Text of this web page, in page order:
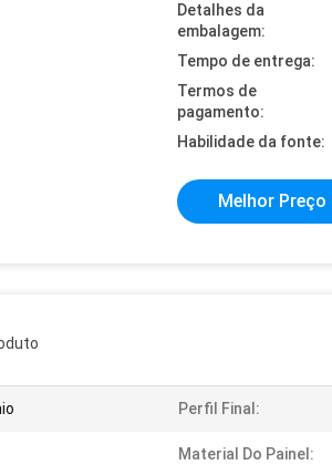
Detalhes da
embalagem:
Tempo de entrega:
Termos de
pagamento:
Habilidade da fonte:
Melhor Preço
Perfil Final:
Material Do Painel: